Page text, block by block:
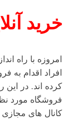
خرید
امروزه با راه
افراد اقدام به
کرده اند. در این
فروشگاه مورد
کانال های